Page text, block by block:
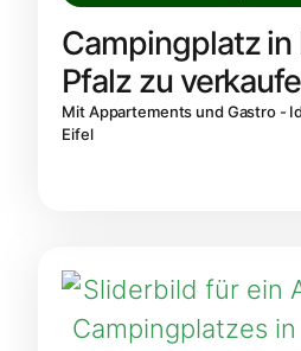
Campingplatz in
Pfalz zu
Mit Appartements und Gastro -
Eifel